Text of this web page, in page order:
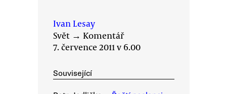
Ivan Lesay
Svět → Komentář
7. července 2011 v 6.00
Související